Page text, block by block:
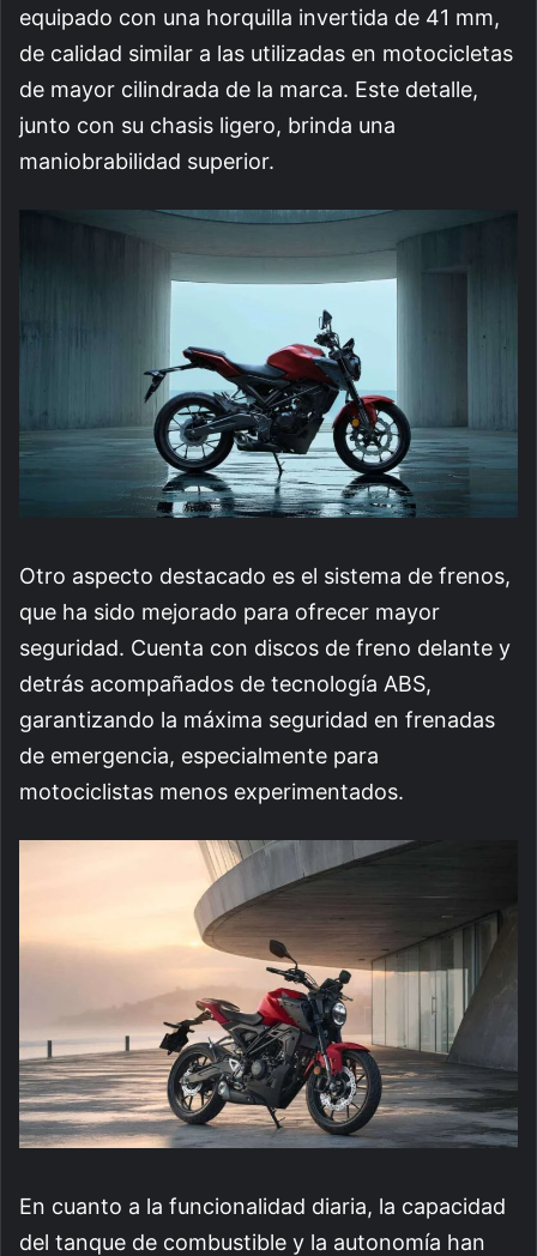
equipado con una horquilla invertida de 41 mm,
de calidad similar a las utilizadas en motocicletas
de mayor cilindrada de la marca. Este detalle,
junto con su chasis ligero, brinda una
maniobrabilidad superior.
Otro aspecto destacado es el sistema de frenos,
que ha sido mejorado para ofrecer mayor
seguridad. Cuenta con discos de freno delante y
detrás acompañados de tecnología ABS,
garantizando la máxima seguridad en frenadas
de emergencia, especialmente para
motociclistas menos experimentados.
En cuanto a la funcionalidad diaria, la capacidad
del tanque de combustible y la autonomía han